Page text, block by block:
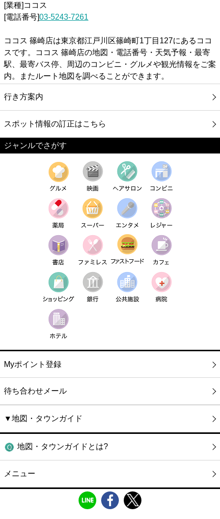
[業種]ココス
[電話番号]03-5243-7261
ココス 篠崎店は東京都江戸川区篠崎町1丁目127にあるココ
スです。ココス 篠崎店の地図・電話番号・天気予報・最寄
駅、最寄バス停、周辺のコンビニ・グルメや観光情報をご案
内。またルート地図を調べることができます。
行き方案内
スポット情報の訂正はこちら
ジャンルでさがす
Myポイント登録
待ち合わせメール
▼地図・タウンガイド
地図・タウンガイドとは?
メニュー